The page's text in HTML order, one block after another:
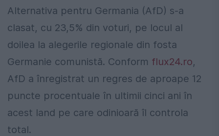
Alternativa pentru Germania (AfD) s-a
clasat, cu 23,5% din voturi, pe locul al
doilea la alegerile regionale din fosta
Germanie comunistă. Conform flux24.ro,
AfD a înregistrat un regres de aproape 12
puncte procentuale în ultimii cinci ani în
acest land pe care odinioară îl controla
total.